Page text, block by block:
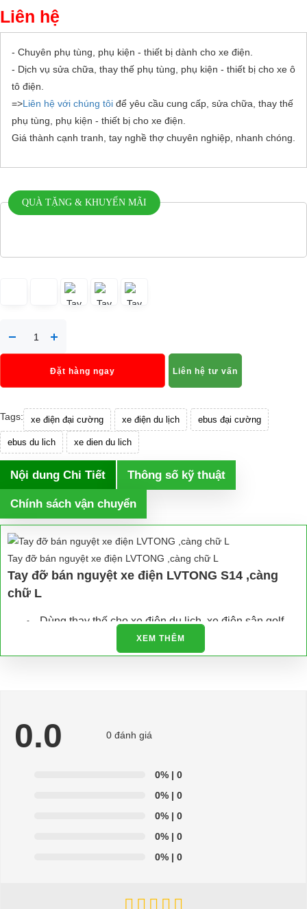
Liên hệ
- Chuyên phụ tùng, phụ kiện - thiết bị dành cho xe điện.
- Dịch vụ sửa chữa, thay thế phụ tùng, phụ kiện - thiết bị cho xe ô
tô điện.
=>Liên hệ với chúng tôi để yêu cầu cung cấp, sửa chữa, thay thế
phụ tùng, phụ kiện - thiết bị cho xe điện.
Giá thành cạnh tranh, tay nghề thợ chuyên nghiệp, nhanh chóng.
QUÀ TẶNG & KHUYẾN MÃI
Đặt hàng ngay Liên hệ tư vấn
Tags: xe điện đại cường xe điện du lịch ebus đại cường
ebus du lich xe dien du lich
Nội dung Chi Tiết Thông số kỹ thuật
Chính sách vận chuyển
Tay đỡ bán nguyệt xe điện LVTONG ,càng chữ L
Tay đỡ bán nguyệt xe điện LVTONG S14 ,càng
chữ L
Dùng thay thế cho xe điện du lịch, xe điện sân golf,
Hỗ trợ giải đáp miễn phí tất cả các vấn đề về xe điện
tốt ở đâu?
cho xe hoặc có vấn đề gì cần được hỗ trợ, quý khách vui lòng liên
Công ty TNHH TM DV XNK
Đại Cường
Địa chỉ: 845 Quốc Lộ 13, Phường Hiệp Bình Phước, Thành phố
Điện thoại: 08 68 100 260 ( Châu ) - 093 211 3677 ( Phú )
XEM THÊM
0.0 0 đánh giá
0% | 0
0% | 0
0% | 0
0% | 0
0% | 0